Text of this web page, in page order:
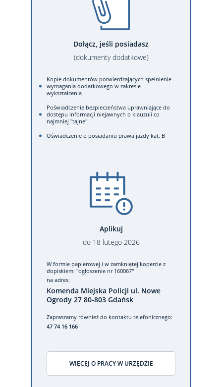
Dołącz, jeśli posiadasz
(dokumenty dodatkowe)
Kopie dokumentów potwierdzających spełnienie
wymagania dodatkowego w zakresie
wykształcenia
Poświadczenie bezpieczeństwa uprawniające do
dostępu informacji niejawnych o klauzuli co
najmniej "tajne"
Oświadczenie o posiadaniu prawa jazdy kat. B
Aplikuj
do 18 lutego 2026
W formie papierowej i w zamkniętej kopercie z
dopiskiem: "ogłoszenie nr 160067"
na adres:
Komenda Miejska Policji ul. Nowe
Ogrody 27 80-803 Gdańsk
Zapraszamy również do kontaktu telefonicznego:
47 74 16 166
WIĘCEJ O PRACY W URZĘDZIE